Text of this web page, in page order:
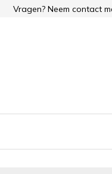
Vragen? Neem contact